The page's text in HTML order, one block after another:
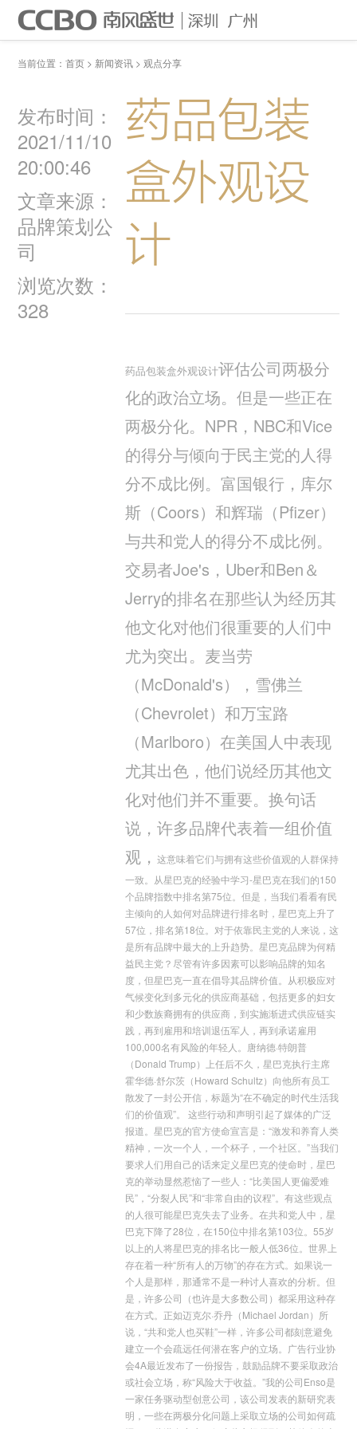
当前位置：首页 > 新闻资讯 >观点分享
发布时间：
2021/11/10
20:00:46
文章来源：
品牌策划公
司
浏览次数：
328
药品包装
盒外观设
计
药品包装盒外观设计评估公司两极分
化的政治立场。但是一些正在
两极分化。NPR，NBC和Vice
的得分与倾向于民主党的人得
分不成比例。富国银行，库尔
斯（Coors）和辉瑞（Pfizer）
与共和党人的得分不成比例。
交易者Joe's，Uber和Ben＆
Jerry的排名在那些认为经历其
他文化对他们很重要的人们中
尤为突出。麦当劳
（McDonald's），雪佛兰
（Chevrolet）和万宝路
（Marlboro）在美国人中表现
尤其出色，他们说经历其他文
化对他们并不重要。换句话
说，许多品牌代表着一组价值
观， 这意味着它们与拥有这些价值观的人群保持
一致。从星巴克的经验中学习-星巴克在我们的150
个品牌指数中排名第75位。但是，当我们看看有民
主倾向的人如何对品牌进行排名时，星巴克上升了
57位，排名第18位。对于依靠民主党的人来说，这
是所有品牌中最大的上升趋势。星巴克品牌为何精
益民主党？尽管有许多因素可以影响品牌的知名
度，但星巴克一直在倡导其品牌价值。从积极应对
气候变化到多元化的供应商基础，包括更多的妇女
和少数族裔拥有的供应商，到实施渐进式供应链实
践，再到雇用和培训退伍军人，再到承诺雇用
100,000名有风险的年轻人。唐纳德·特朗普
（Donald Trump）上任后不久，星巴克执行主席
霍华德·舒尔茨（Howard Schultz）向他所有员工
散发了一封公开信，标题为“在不确定的时代生活我
们的价值观”。 这些行动和声明引起了媒体的广泛
报道。星巴克的官方使命宣言是：“激发和养育人类
精神，一次一个人，一个杯子，一个社区。”当我们
要求人们用自己的话来定义星巴克的使命时，星巴
克的举动显然惹恼了一些人：“比美国人更偏爱难
民”，“分裂人民”和“非常自由的议程”。有这些观点
的人很可能星巴克失去了业务。在共和党人中，星
巴克下降了28位，在150位中排名第103位。55岁
以上的人将星巴克的排名比一般人低36位。世界上
存在着一种“所有人的万物”的存在方式。如果说一
个人是那样，那通常不是一种讨人喜欢的分析。但
是，许多公司（也许是大多数公司）都采用这种存
在方式。正如迈克尔·乔丹（Michael Jordan）所
说，“共和党人也买鞋”一样，许多公司都刻意避免
建立一个会疏远任何潜在客户的立场。广告行业协
会4A最近发布了一份报告，鼓励品牌不要采取政治
或社会立场，称“风险大于收益。”我的公司Enso是
一家任务驱动型创意公司，该公司发表的新研究表
明，一些在两极分化问题上采取立场的公司如何疏